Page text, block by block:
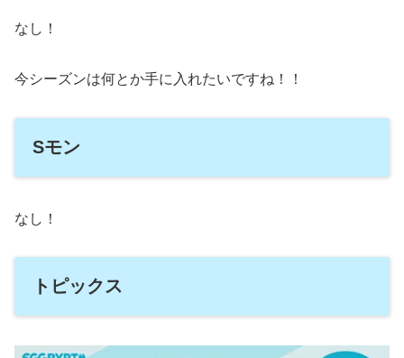
なし！
今シーズンは何とか手に入れたいですね！！
Sモン
なし！
トピックス